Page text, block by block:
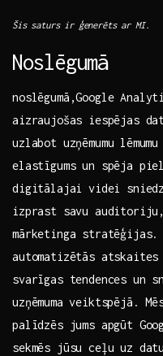
Šis saturs ir ģenerēts ar MI.
Noslēgumā
noslēgumā,Google
aizraujošas iespējas
uzlabot uzņēmumu⁤
elastīgums un spēja
digitālajai ​videi
izprast savu
mārketinga stratēģijas.
automatizētās
svarīgas‍ tendences un
uzņēmuma ⁣veiktspējā.
palīdzēs jums apgūt
sekmēs jūsu ceļu uz